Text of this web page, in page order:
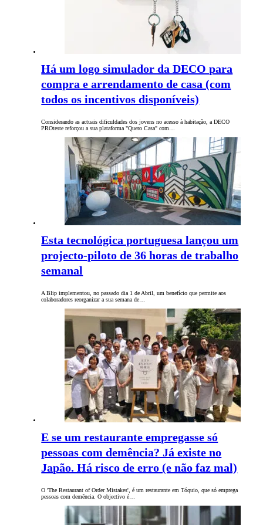
Há um logo simulador da DECO para
compra e arrendamento de casa (com
todos os incentivos disponíveis)
Considerando as actuais dificuldades dos jovens no acesso à habitação, a DECO
PROteste reforçou a sua plataforma "Quero Casa" com…
Esta tecnológica portuguesa lançou um
projecto-piloto de 36 horas de trabalho
semanal
A Blip implementou, no passado dia 1 de Abril, um benefício que permite aos
colaboradores reorganizar a sua semana de…
E se um restaurante empregasse só
pessoas com demência? Já existe no
Japão. Há risco de erro (e não faz mal)
O 'The Restaurant of Order Mistakes', é um restaurante em Tóquio, que só emprega
pessoas com demência. O objectivo é…